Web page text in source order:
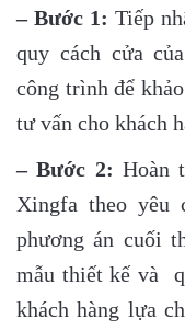
– Bước 1: Tiếp
quy cách cửa
công trình để
tư vấn cho khách
– Bước 2: Hoàn
Xingfa theo yêu
phương án cuối
mẫu thiết kế và
khách hàng lựa